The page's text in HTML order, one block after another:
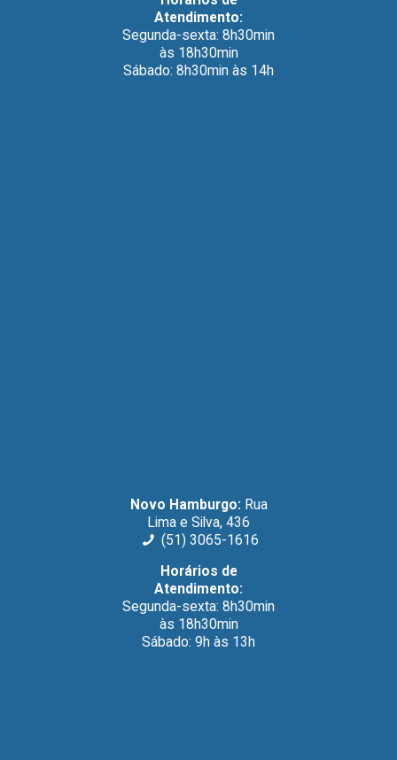
Atendimento:
Segunda-sexta: 8h30min
às 18h30min
Sábado: 8h30min às 14h
Novo Hamburgo: Rua
Lima e Silva, 436
(51) 3065-1616
Horários de
Atendimento:
Segunda-sexta: 8h30min
às 18h30min
Sábado: 9h às 13h